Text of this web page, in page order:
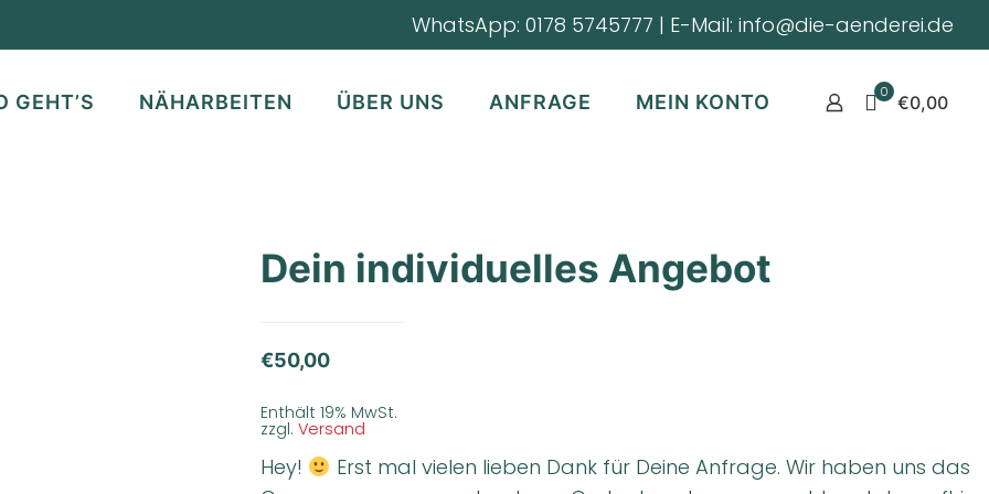
WhatsApp: 0178 5745777 | E-Mail: info@die-aenderei.de
GEHT’S NÄHARBEITEN ÜBER UNS ANFRAGE MEIN KONTO 0 €0,00
Dein individuelles Angebot
€50,00
Enthält 19% MwSt.
zzgl. Versand
Hey!
Erst mal vielen lieben Dank für Deine Anfrage. Wir haben uns das